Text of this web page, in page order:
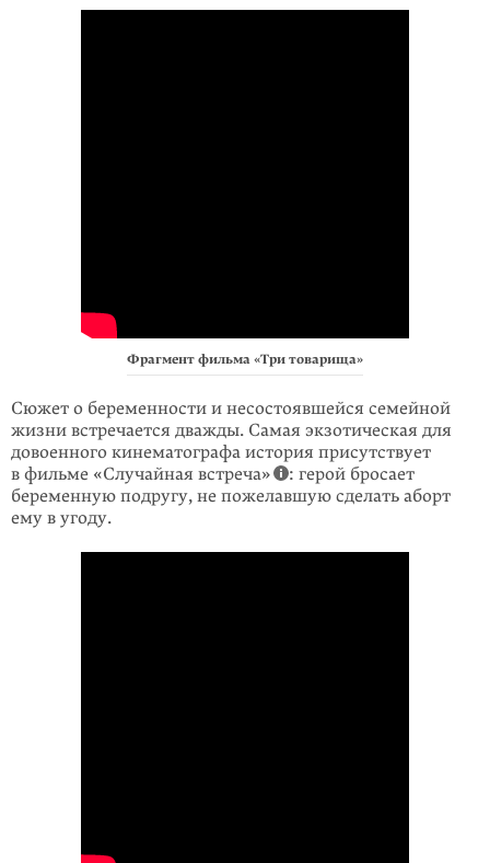
Фрагмент фильма «Три товарища»
Сюжет о беременности и несостоявшейся семейной
жизни встречается дважды. Самая экзотическая для
довоенного кинематографа история присутствует
в фильме «Случайная встреча»
: герой бросает
беременную подругу, не пожелавшую сделать аборт
ему в угоду.